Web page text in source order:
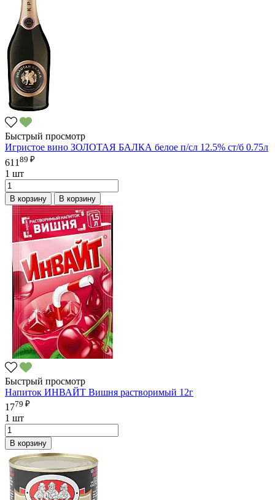
Быстрый просмотр
Игристое вино ЗОЛОТАЯ БАЛКА белое п/сл 12.5% ст/б 0.75л
611 89 ₽
1 шт
В корзину В корзину
Быстрый просмотр
Напиток ИНВАЙТ Вишня растворимый 12г
1779 ₽
1 шт
В корзину